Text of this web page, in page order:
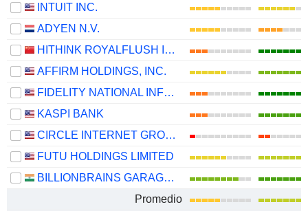
INTUIT INC.
ADYEN N.V.
HITHINK ROYALFLUSH INFORMATION NETWORK CO., LTD.
AFFIRM HOLDINGS, INC.
FIDELITY NATIONAL INFORMATION SERVICES, INC.
KASPI BANK
CIRCLE INTERNET GROUP, INC.
FUTU HOLDINGS LIMITED
BILLIONBRAINS GARAGE VENTURES LIMITED
Promedio